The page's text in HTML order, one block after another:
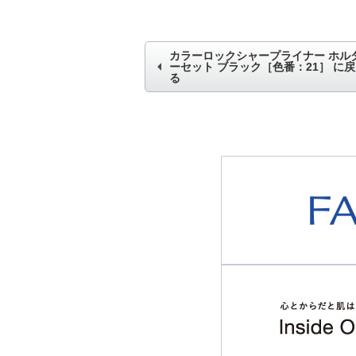
カラーロックシャープライナー ホル
ーセット ブラック［色番：21］
に戻
る